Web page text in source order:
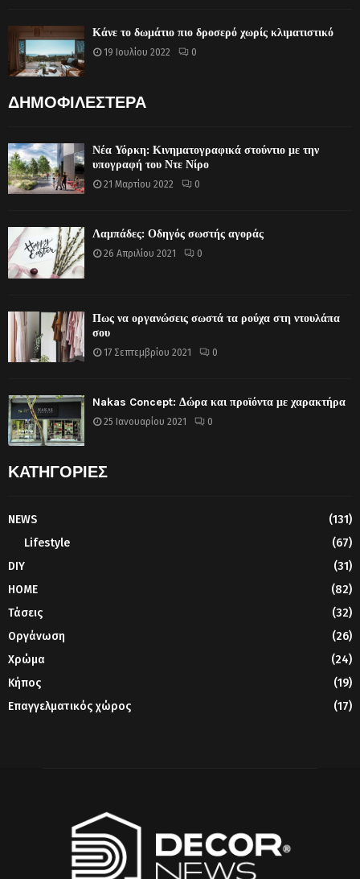
Κάνε το δωμάτιο πιο δροσερό χωρίς κλιματιστικό
19 Ιουλίου 2022 0
ΔΗΜΟΦΙΛΕΣΤΕΡΑ
Νέα Υόρκη: Κινηματογραφικά στούντιο με την
υπογραφή του Ντε Νίρο
21 Μαρτίου 2022 0
Λαμπάδες: Οδηγός σωστής αγοράς
26 Απριλίου 2021 0
Πως να οργανώσεις σωστά τα ρούχα στη ντουλάπα
σου
17 Σεπτεμβρίου 2021 0
Nakas Concept: Δώρα και προϊόντα με χαρακτήρα
25 Ιανουαρίου 2021 0
ΚΑΤΗΓΟΡΙΕΣ
NEWS
(131)
Lifestyle
(67)
DIY
(31)
HOME
(82)
Τάσεις
(32)
Οργάνωση
(26)
Χρώμα
(24)
Κήπος
(19)
Επαγγελματικός χώρος
(17)